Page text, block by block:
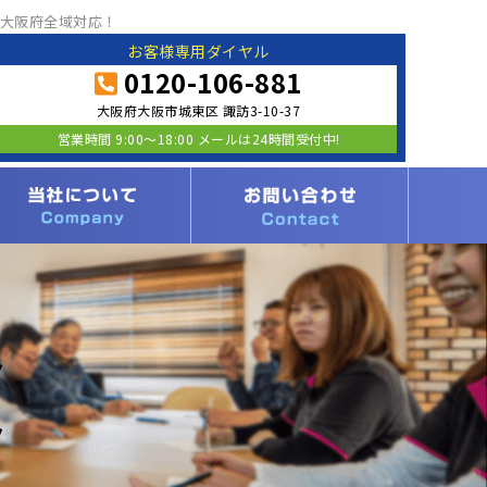
阪府全域対応！
お客様専用ダイヤル
0120-106-881
大阪府大阪市城東区 諏訪3-10-37
営業時間 9:00〜18:00 メールは24時間受付中!